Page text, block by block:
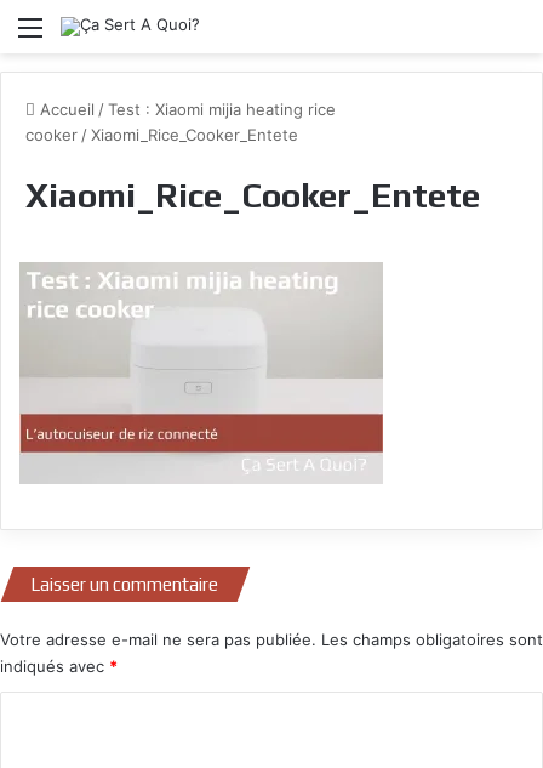
Menu
Accueil /Test : Xiaomi mijia heating rice
cooker /Xiaomi_Rice_Cooker_Entete
Xiaomi_Rice_Cooker_Entete
Laisser un commentaire
Votre adresse e-mail ne sera pas publiée. Les champs obligatoires sont
indiqués avec *